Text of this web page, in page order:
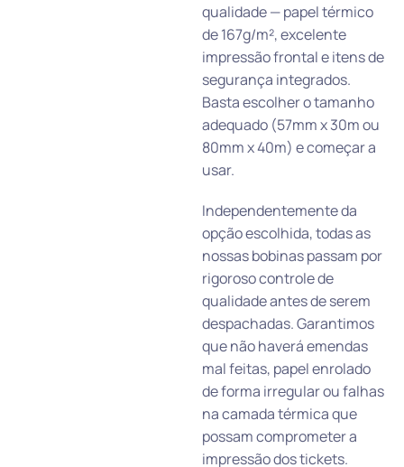
qualidade — papel térmico
de 167g/m², excelente
impressão frontal e itens de
segurança integrados.
Basta escolher o tamanho
adequado (57mm x 30m ou
80mm x 40m) e começar a
usar.
Independentemente da
opção escolhida, todas as
nossas bobinas passam por
rigoroso controle de
qualidade antes de serem
despachadas. Garantimos
que não haverá emendas
mal feitas, papel enrolado
de forma irregular ou falhas
na camada térmica que
possam comprometer a
impressão dos tickets.